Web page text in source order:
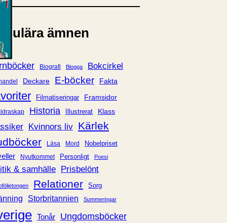
ämnen
Biografi Blogga Bokcirkel
Deckare E-böcker Fakta
Filmatiseringar Framsidor
Historia Illustrerat Klass
Kvinnors liv Kärlek
Läsa Mord Nobelpriset
Nyutkommet Personligt Poesi
& samhälle Prisbelönt
Relationer Sorg
Storbritannien Summeringar
Tonår Ungdomsböcker